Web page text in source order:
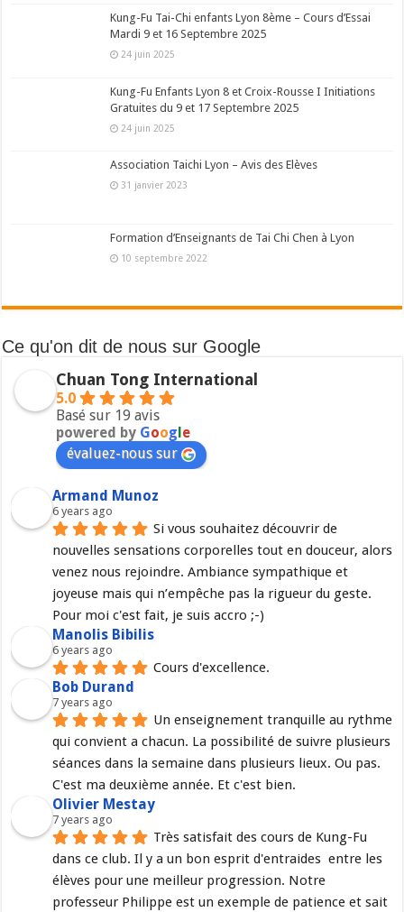
Kung-Fu Tai-Chi enfants Lyon 8ème – Cours d’Essai
Mardi 9 et 16 Septembre 2025
24 juin 2025
Kung-Fu Enfants Lyon 8 et Croix-Rousse I Initiations
Gratuites du 9 et 17 Septembre 2025
24 juin 2025
Association Taichi Lyon – Avis des Elèves
31 janvier 2023
Formation d’Enseignants de Tai Chi Chen à Lyon
10 septembre 2022
Ce qu'on dit de nous sur Google
Chuan Tong International
5.0
Basé sur 19 avis
powered by Goog e
évaluez-nous sur
Armand Munoz
6 years ago
Si vous souhaitez découvrir de
nouvelles sensations corporelles tout en douceur, alors
venez nous rejoindre. Ambiance sympathique et
joyeuse mais qui n’empêche pas la rigueur du geste.
Pour moi c'est fait, je suis accro ;-)
Manolis Bibilis
6 years ago
Cours d'excellence.
Bob Durand
7 years ago
Un enseignement tranquille au rythme
qui convient a chacun. La possibilité de suivre plusieurs
séances dans la semaine dans plusieurs lieux. Ou pas.
C'est ma deuxième année. Et c'est bien.
Olivier Mestay
7 years ago
Très satisfait des cours de Kung-Fu
dans ce club. Il y a un bon esprit d'entraides  entre les
élèves pour une meilleur progression. Notre
professeur Philippe est un exemple de patience et sait